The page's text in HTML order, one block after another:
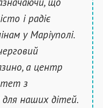
і радіє
у Маріуполі.
а центр
з
наших дітей.